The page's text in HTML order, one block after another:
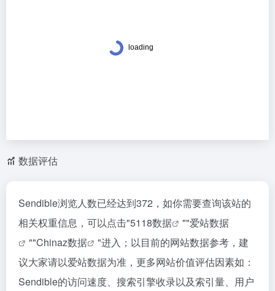
数据评估
Sendible浏览人数已经达到372，如你需要查询该站的
相关权重信息，可以点击"5118数据 ""爱站数据
""Chinaz数据
"进入；以目前的网站数据参考，建
议大家请以爱站数据为准，更多网站价值评估因素如：
Sendible的访问速度、搜索引擎收录以及索引量、用户